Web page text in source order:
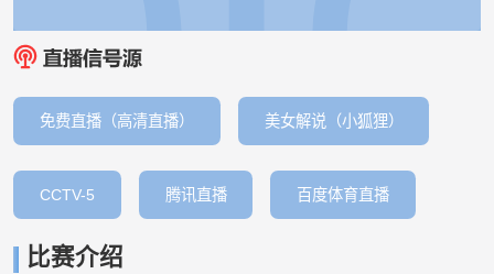
免费直播（高清直播） 美女解说（小狐狸）
CCTV-5 腾讯直播 百度体育直播
比赛介绍